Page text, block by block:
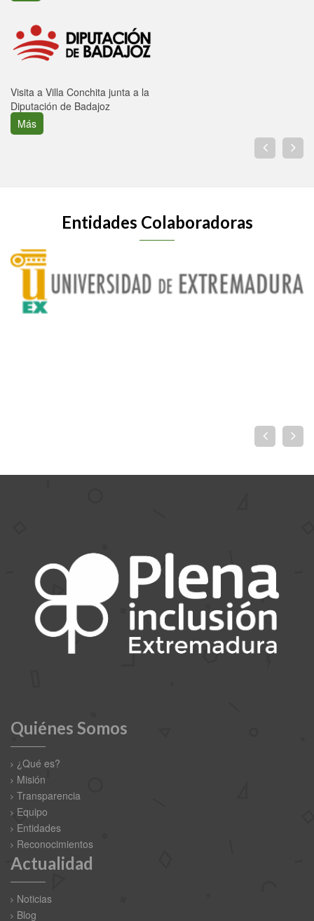
Visita a Villa Conchita junta a la
Diputación de Badajoz
Más
Entidades Colaboradoras
Quiénes Somos
¿Qué es?
Misión
Transparencia
Equipo
Entidades
Reconocimientos
Actualidad
Noticias
Blog